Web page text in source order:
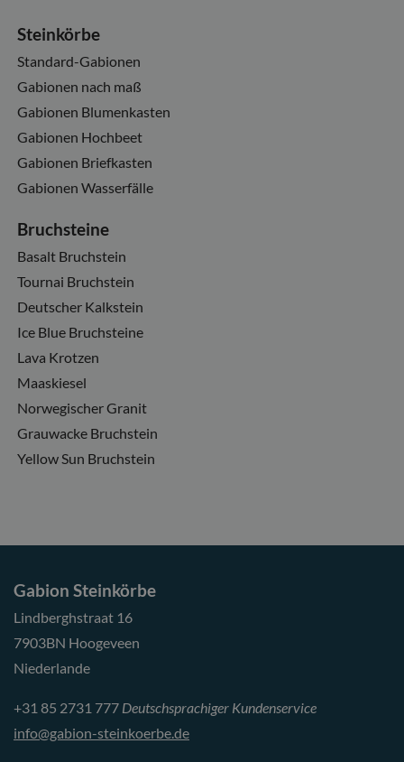
Steinkörbe
Standard-Gabionen
Gabionen nach maß
Gabionen Blumenkasten
Gabionen Hochbeet
Gabionen Briefkasten
Gabionen Wasserfälle
Bruchsteine
Basalt Bruchstein
Tournai Bruchstein
Deutscher Kalkstein
Ice Blue Bruchsteine
Lava Krotzen
Maaskiesel
Norwegischer Granit
Grauwacke Bruchstein
Yellow Sun Bruchstein
Gabion Steinkörbe
Lindberghstraat 16
7903BN Hoogeveen
Niederlande
+31 85 2731 777 Deutschsprachiger Kundenservice
info@gabion-steinkoerbe.de